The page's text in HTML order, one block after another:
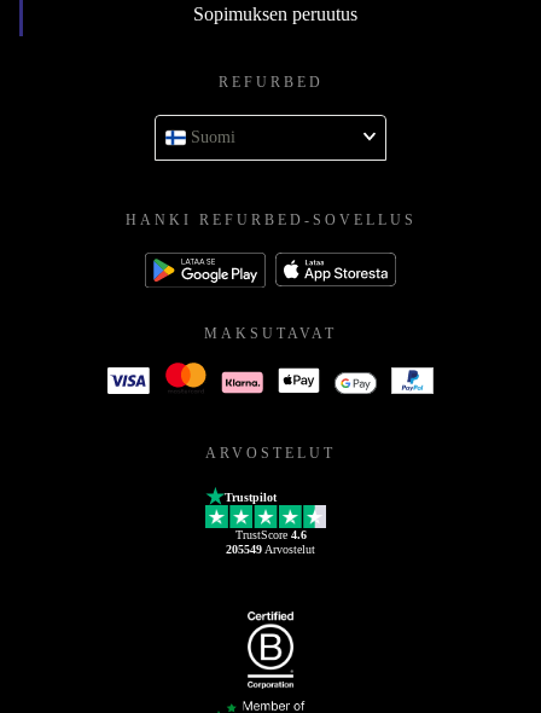
Sopimuksen peruutus
REFURBED
Suomi
HANKI REFURBED-SOVELLUS
MAKSUTAVAT
ARVOSTELUT
Trustpilot
TrustScore 4.6
205549 Arvostelut